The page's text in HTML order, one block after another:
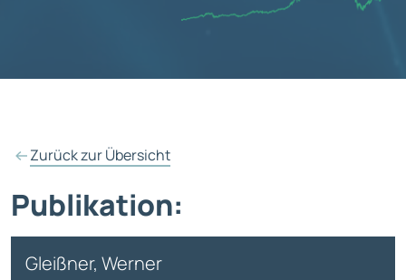
Zurück zur Übersicht
Publikation:
Gleißner, Werner